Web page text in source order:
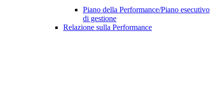
Piano della Performance/Piano esecutivo
di gestione
Relazione sulla Performance